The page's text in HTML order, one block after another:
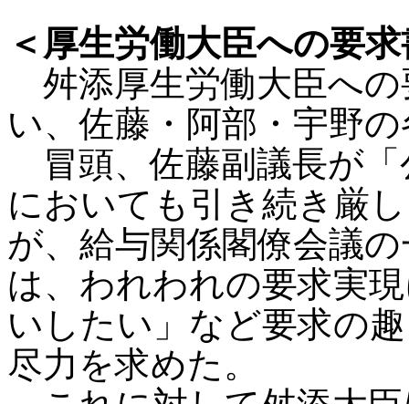
＜厚生労働大臣への要
舛添厚生労働大臣への
い、佐藤・阿部・宇野
冒頭、佐藤副議長が
においても引き続き厳
が、給与関係閣僚会議
は、われわれの要求実
いしたい」など要求の
尽力を求めた。